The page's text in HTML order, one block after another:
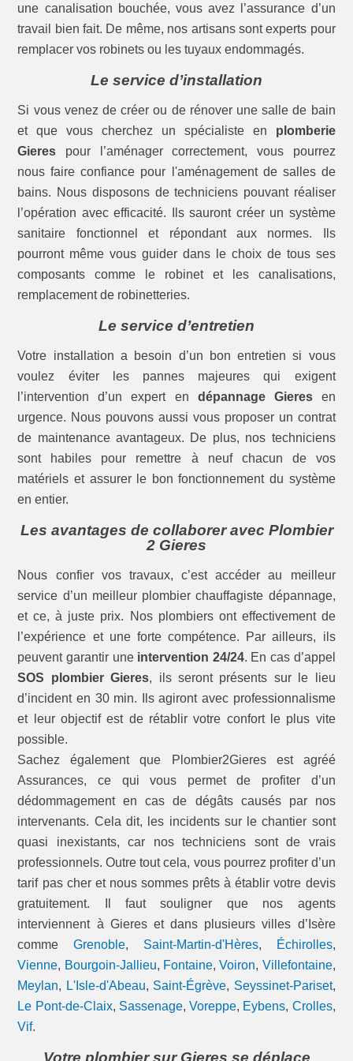
une canalisation bouchée, vous avez l’assurance d’un
travail bien fait. De même, nos artisans sont experts pour
remplacer vos robinets ou les tuyaux endommagés.
Le service d’installation
Si vous venez de créer ou de rénover une salle de bain
et que vous cherchez un spécialiste en plomberie
Gieres pour l’aménager correctement, vous pourrez
nous faire confiance pour l'aménagement de salles de
bains. Nous disposons de techniciens pouvant réaliser
l’opération avec efficacité. Ils sauront créer un système
sanitaire fonctionnel et répondant aux normes. Ils
pourront même vous guider dans le choix de tous ses
composants comme le robinet et les canalisations,
remplacement de robinetteries.
Le service d’entretien
Votre installation a besoin d’un bon entretien si vous
voulez éviter les pannes majeures qui exigent
l’intervention d’un expert en dépannage Gieresen
urgence. Nous pouvons aussi vous proposer un contrat
de maintenance avantageux. De plus, nos techniciens
sont habiles pour remettre à neuf chacun de vos
matériels et assurer le bon fonctionnement du système
en entier.
Les avantages de collaborer avec Plombier
2 Gieres
Nous confier vos travaux, c’est accéder au meilleur
service d’un meilleur plombier chauffagiste dépannage,
et ce, à juste prix. Nos plombiers ont effectivement de
l’expérience et une forte compétence. Par ailleurs, ils
peuvent garantir une intervention 24/24. En cas d’appel
SOS plombier Gieres, ils seront présents sur le lieu
d’incident en 30 min. Ils agiront avec professionnalisme
et leur objectif est de rétablir votre confort le plus vite
possible.
Sachez également que Plombier2Gieres est agréé
Assurances, ce qui vous permet de profiter d’un
dédommagement en cas de dégâts causés par nos
intervenants. Cela dit, les incidents sur le chantier sont
quasi inexistants, car nos techniciens sont de vrais
professionnels. Outre tout cela, vous pourrez profiter d’un
tarif pas cher et nous sommes prêts à établir votre devis
gratuitement. Il faut souligner que nos agents
interviennent à Gieres et dans plusieurs villes d’Isère
commeGrenoble, Saint-Martin-d'Hères, Échirolles,
Vienne, Bourgoin-Jallieu, Fontaine,Voiron, Villefontaine,
Meylan, L'Isle-d'Abeau, Saint-Égrève, Seyssinet-Pariset,
Le Pont-de-Claix, Sassenage,Voreppe, Eybens, Crolles,
Vif.
Votre plombier sur Gieres se déplace